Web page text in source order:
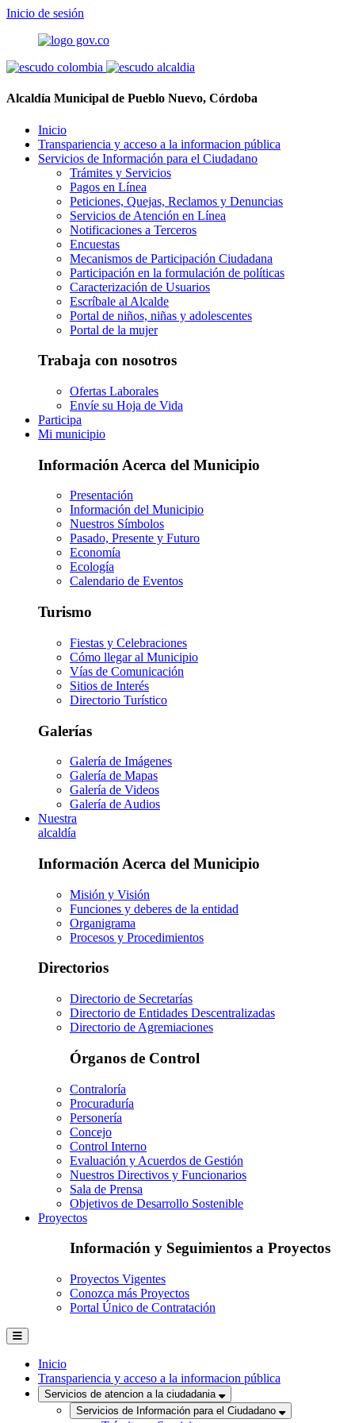
Inicio de sesión
Alcaldía Municipal de Pueblo Nuevo, Córdoba
Inicio
Transpariencia y acceso a la informacion pública
Servicios de Información para el Ciudadano
Trámites y Servicios
Pagos en Línea
Peticiones, Quejas, Reclamos y Denuncias
Servicios de Atención en Línea
Notificaciones a Terceros
Encuestas
Mecanismos de Participación Ciudadana
Participación en la formulación de políticas
Caracterización de Usuarios
Escríbale al Alcalde
Portal de niños, niñas y adolescentes
Portal de la mujer
Trabaja con nosotros
Ofertas Laborales
Envíe su Hoja de Vida
Participa
Mi municipio
Información Acerca del Municipio
Presentación
Información del Municipio
Nuestros Símbolos
Pasado, Presente y Futuro
Economía
Ecología
Calendario de Eventos
Turismo
Fiestas y Celebraciones
Cómo llegar al Municipio
Vías de Comunicación
Sitios de Interés
Directorio Turístico
Galerías
Galería de Imágenes
Galería de Mapas
Galería de Videos
Galería de Audios
Nuestra
alcaldía
Información Acerca del Municipio
Misión y Visión
Funciones y deberes de la entidad
Organigrama
Procesos y Procedimientos
Directorios
Directorio de Secretarías
Directorio de Entidades Descentralizadas
Directorio de Agremiaciones
Órganos de Control
Contraloría
Procuraduría
Personería
Concejo
Control Interno
Evaluación y Acuerdos de Gestión
Nuestros Directivos y Funcionarios
Sala de Prensa
Objetivos de Desarrollo Sostenible
Proyectos
Información y Seguimientos a Proyectos
Proyectos Vigentes
Conozca más Proyectos
Portal Único de Contratación
Inicio
Transpariencia y acceso a la informacion pública
Servicios de atencion a la ciudadania
Servicios de Información para el Ciudadano